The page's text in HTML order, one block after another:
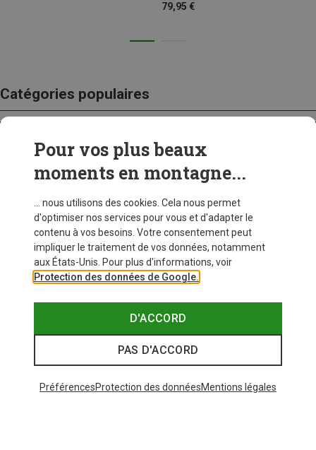
79,95 €
Catégories populaires
CRAMPONS
Pour vos plus beaux
moments en montagne...
... nous utilisons des cookies. Cela nous permet
d'optimiser nos services pour vous et d'adapter le
contenu à vos besoins. Votre consentement peut
impliquer le traitement de vos données, notamment
aux États-Unis. Pour plus d'informations, voir
Protection des données de Google.
D'ACCORD
PAS D'ACCORD
PréférencesProtection des donnéesMentions légales